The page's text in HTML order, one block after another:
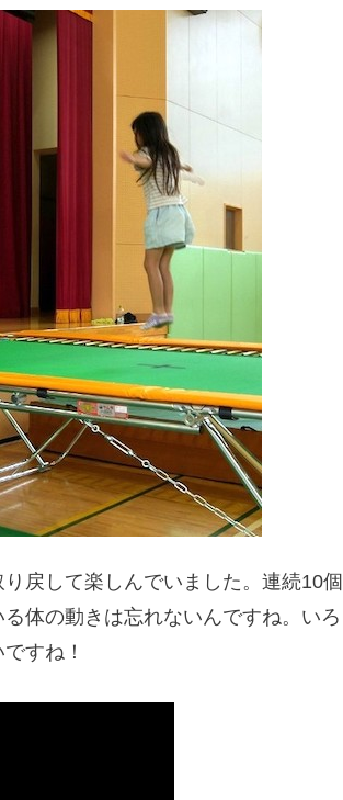
戻して楽しんでいました。連続10個
体の動きは忘れないんですね。いろ
すね！